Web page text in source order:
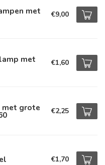
met €9,00
met €1,60
met grote €2,25
€1,70